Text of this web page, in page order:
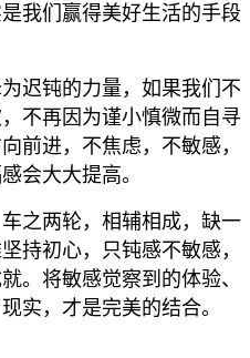
我们赢得美好生活的手段
迟钝的力量，如果我们不
不再因为谨小慎微而自寻
前进，不焦虑，不敏感，
会大大提高。
之两轮，相辅相成，缺一
持初心，只钝感不敏感，
。将敏感觉察到的体验、
实，才是完美的结合。